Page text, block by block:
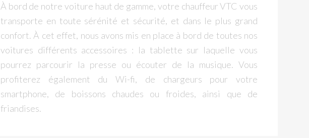
À bord de notre voiture haut de gamme, votre chauffeur VTC vous
transporte en toute sérénité et sécurité, et dans le plus grand
confort. À cet effet, nous avons mis en place à bord de toutes nos
voitures différents accessoires : la tablette sur laquelle vous
pourrez parcourir la presse ou écouter de la musique. Vous
profiterez également du Wi-fi, de chargeurs pour votre
smartphone, de boissons chaudes ou froides, ainsi que de
friandises.